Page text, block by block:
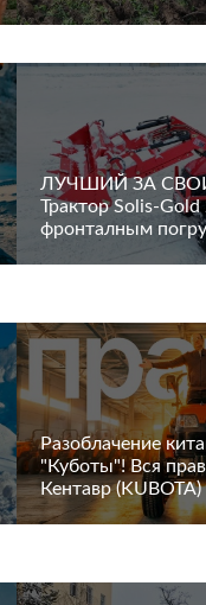
ЛУЧШИЙ ЗА
Трактор Solis-Gold
фронталным
Разоблачение
"Куботы"! Вся
Кентавр